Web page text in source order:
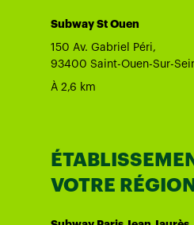
Subway St Ouen
150 Av. Gabriel Péri,
93400 Saint-Ouen-Sur-
À 2,6 km
VOTRE RÉGION